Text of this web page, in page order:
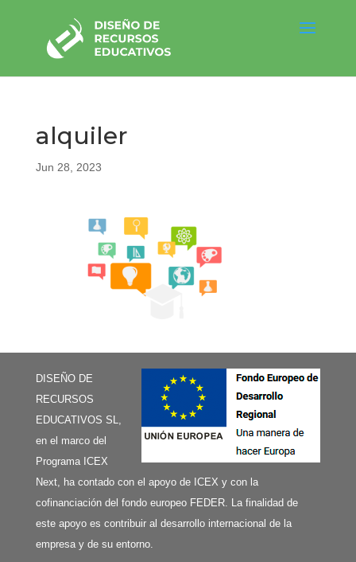
alquiler
Jun 28, 2023
DISEÑO DE
RECURSOS
EDUCATIVOS SL,
en el marco del
Programa ICEX
Next, ha contado con el apoyo de ICEX y con la
cofinanciación del fondo europeo FEDER. La finalidad de
este apoyo es contribuir al desarrollo internacional de la
empresa y de su entorno.